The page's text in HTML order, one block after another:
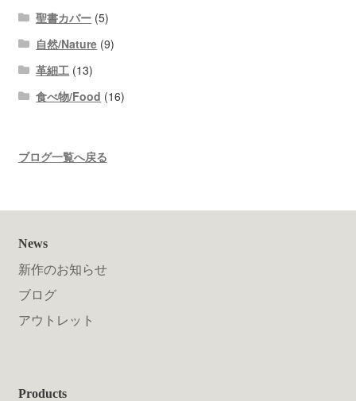
聖書カバー (5)
自然/Nature (9)
革細工 (13)
食べ物/Food (16)
ブログ一覧へ戻る
News
新作のお知らせ
ブログ
アウトレット
Products